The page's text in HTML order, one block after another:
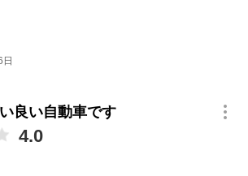
良い自動車です
4.0